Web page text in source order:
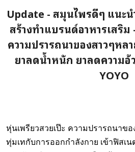
Update - สมุนไพรดีๆ แนะน
สร้างทำแบรนด์อาหารเสริ
ความปรารถนาของสาวๆห
ยาลดน้ำหนัก ยาลดความอ้
YOYO
หุ่นเพรียวสวยเป๊ะ ความปรารถนาข
ทุ่มเทกับการออกกำลังกาย เข้าฟิสเ